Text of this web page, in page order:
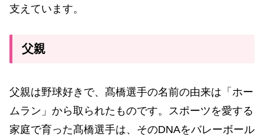
支えています。
父親
父親は野球好きで、髙橋選手の名前の由来は「ホー
ムラン」から取られたものです。スポーツを愛する
家庭で育った髙橋選手は、そのDNAをバレーボール